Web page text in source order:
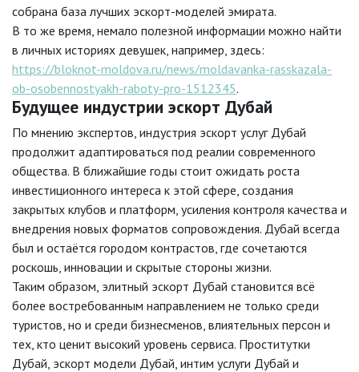
собрана база лучших эскорт-моделей эмирата.
В то же время, немало полезной информации можно найти
в личных историях девушек, например, здесь:
https://bloknot-moldova.ru/news/moldavanka-rasskazala-
ob-osobennostyakh-raboty-pro-1512345.
Будущее индустрии эскорт Дубай
По мнению экспертов, индустрия эскорт услуг Дубай
продолжит адаптироваться под реалии современного
общества. В ближайшие годы стоит ожидать роста
инвестиционного интереса к этой сфере, создания
закрытых клубов и платформ, усиления контроля качества и
внедрения новых форматов сопровождения. Дубай всегда
был и остаётся городом контрастов, где сочетаются
роскошь, инновации и скрытые стороны жизни.
Таким образом, элитный эскорт Дубай становится всё
более востребованным направлением не только среди
туристов, но и среди бизнесменов, влиятельных персон и
тех, кто ценит высокий уровень сервиса. Проститутки
Дубай, эскорт модели Дубай, интим услуги Дубай и